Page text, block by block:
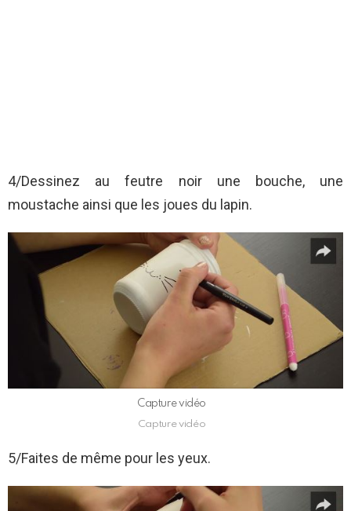
4/Dessinez au feutre noir une bouche, une
moustache ainsi que les joues du lapin.
Capture vidéo
Capture vidéo
5/Faites de même pour les yeux.